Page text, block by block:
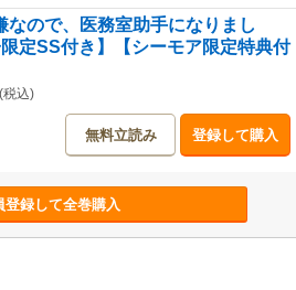
なので、医務室助手になりまし
定SS付き】【シーモア限定特典付
税込)
無料立読み 登録して購入
登録して全巻購入